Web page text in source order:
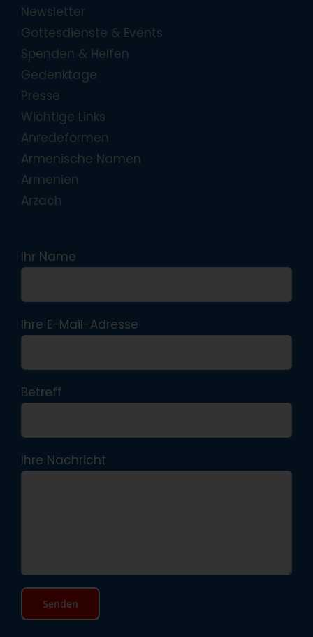
Newsletter
Gottesdienste & Events
Spenden & Helfen
Gedenktage
Presse
Wichtige Links
Anredeformen
Armenische Namen
Armenien
Arzach
Ihr Name
Ihre E-Mail-Adresse
Betreff
Ihre Nachricht